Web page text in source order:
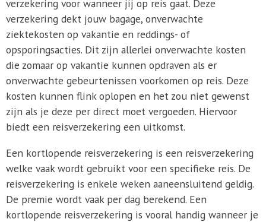
verzekering voor wanneer jij op reis gaat. Deze
verzekering dekt jouw bagage, onverwachte
ziektekosten op vakantie en reddings- of
opsporingsacties. Dit zijn allerlei onverwachte kosten
die zomaar op vakantie kunnen opdraven als er
onverwachte gebeurtenissen voorkomen op reis. Deze
kosten kunnen flink oplopen en het zou niet gewenst
zijn als je deze per direct moet vergoeden. Hiervoor
biedt een reisverzekering een uitkomst.
Een kortlopende reisverzekering is een reisverzekering
welke vaak wordt gebruikt voor een specifieke reis. De
reisverzekering is enkele weken aaneensluitend geldig.
De premie wordt vaak per dag berekend. Een
kortlopende reisverzekering is vooral handig wanneer je